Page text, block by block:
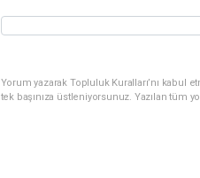
Yorum yazarak Topluluk Kuralları’nı kabul
tek başınıza üstleniyorsunuz. Yazılan